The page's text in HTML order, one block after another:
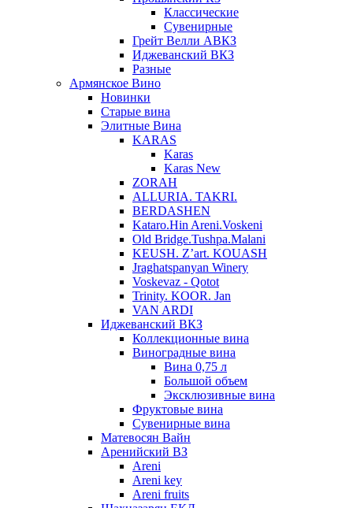
Классические
Сувенирные
Грейт Велли АВКЗ
Иджеванский ВКЗ
Разные
Армянское Вино
Новинки
Старые вина
Элитные Вина
KARAS
Karas
Karas New
ZORAH
ALLURIA. TAKRI.
BERDASHEN
Kataro.Hin Areni.Voskeni
Old Bridge.Tushpa.Malani
KEUSH. Z’art. KOUASH
Jraghatspanyan Winery
Voskevaz - Qotot
Trinity. KOOR. Jan
VAN ARDI
Иджеванский ВКЗ
Коллекционные вина
Виноградные вина
Вина 0,75 л
Большой объем
Эксклюзивные вина
Фруктовые вина
Cувенирные вина
Матевосян Вайн
Аренийский ВЗ
Areni
Areni key
Areni fruits